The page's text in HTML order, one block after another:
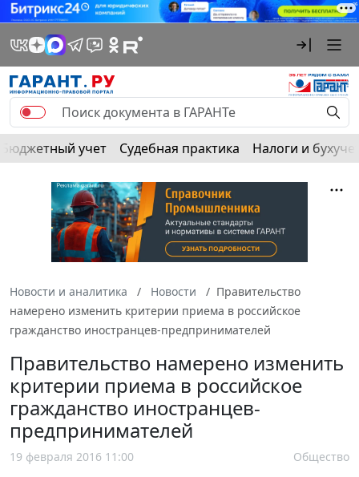
Бюджетный учет Судебная практика Налоги и
Новости и аналитика Новости
Правительство
намерено изменить критерии приема в российское
гражданство иностранцев-предпринимателей
Правительство намерено изменить
критерии приема в российское
гражданство иностранцев-
предпринимателей
19 февраля 2016 11:00 Общество